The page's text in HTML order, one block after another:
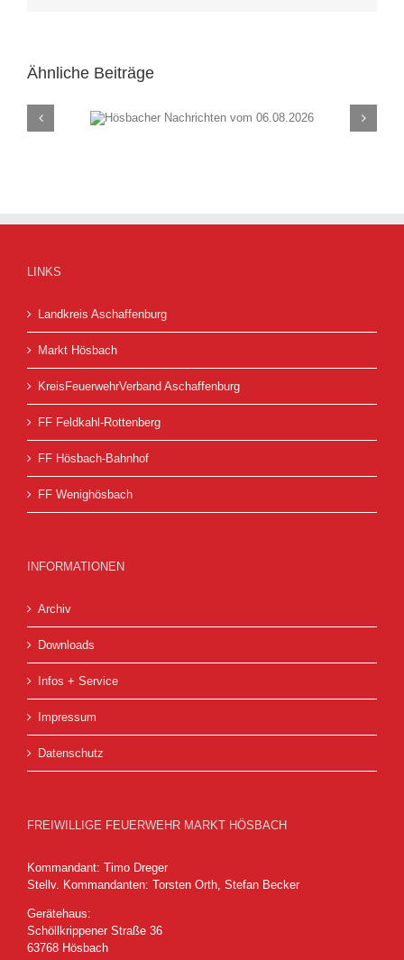
Ähnliche Beiträge
vom
Hösbacher
LINKS
Landkreis Aschaffenburg
Markt Hösbach
KreisFeuerwehrVerband Aschaffenburg
FF Feldkahl-Rottenberg
FF Hösbach-Bahnhof
FF Wenighösbach
INFORMATIONEN
Archiv
Downloads
Infos + Service
Impressum
Datenschutz
FREIWILLIGE FEUERWEHR MARKT HÖSBACH
Kommandant: Timo Dreger
Stellv. Kommandanten: Torsten Orth, Stefan Becker
Gerätehaus:
Schöllkrippener Straße 36
63768 Hösbach